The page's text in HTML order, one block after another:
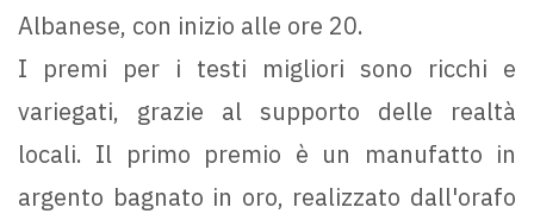
Albanese, con inizio alle ore 20.
I premi per i testi migliori sono ricchi e
variegati, grazie al supporto delle realtà
locali. Il primo premio è un manufatto in
argento bagnato in oro, realizzato dall'orafo